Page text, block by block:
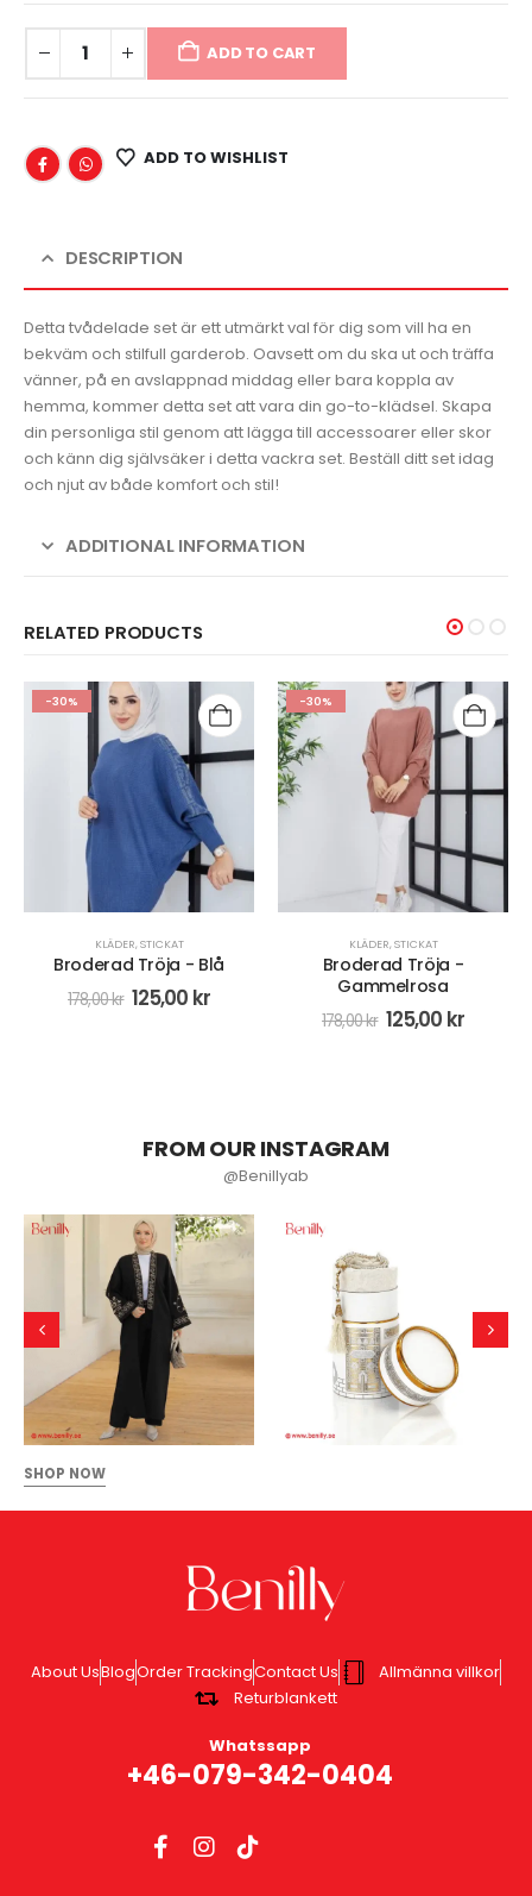
ADD TO CART
ADD TO WISHLIST
DESCRIPTION
Detta tvådelade set är ett utmärkt val för dig som vill ha en
bekväm och stilfull garderob. Oavsett om du ska ut och träffa
vänner, på en avslappnad middag eller bara koppla av
hemma, kommer detta set att vara din go-to-klädsel. Skapa
din personliga stil genom att lägga till accessoarer eller skor
och känn dig självsäker i detta vackra set. Beställ ditt set idag
och njut av både komfort och stil!
ADDITIONAL INFORMATION
RELATED PRODUCTS
-30%
KLÄDER,STICKAT
Broderad Tröja -
Gammelrosa
JACKOR OCH KAVAJER,KLÄDER
Lång Stickad Väst - Grön
98,00kr
FROM OUR INSTAGRAM
@Benillyab
SHOP NOW
About UsBlogOrder TrackingContact Us
Allmänna villkor
Returblankett
Whatssapp
+46-079-342-0404